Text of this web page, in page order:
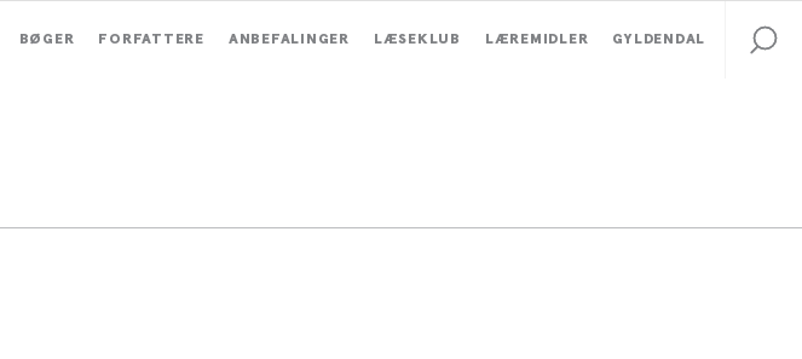
BØGER FORFATTERE ANBEFALINGER LÆSEKLUB LÆREMIDLER GYLDENDAL